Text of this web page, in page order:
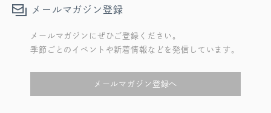
メールマガジン登録
メールマガジンにぜひご登録ください。
季節ごとのイベントや新着情報などを発信しています。
メールマガジン登録へ